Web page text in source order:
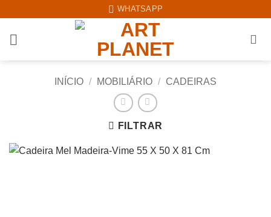
content
WHATSAPP
INÍCIO / MOBILIÁRIO / CADEIRAS
FILTRAR